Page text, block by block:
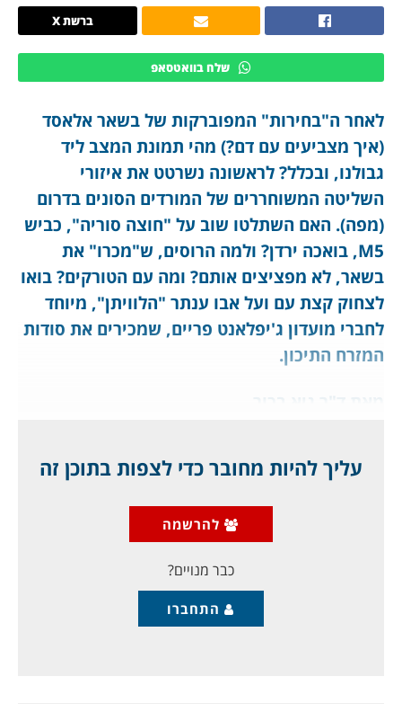
ברשת X
שלח בוואטסאפ
לאחר ה"בחירות" המפוברקות של בשאר אלאסד
(איך מצביעים עם דם?) מהי תמונת המצב ליד
גבולנו, ובכלל? לראשונה נשרטט את איזורי
השליטה המשוחררים של המורדים הסונים בדרום
(מפה). האם השתלטו שוב על "חוצה סוריה", כביש
M5, בואכה ירדן? ולמה הרוסים, ש"מכרו" את
בשאר, לא מפציצים אותם? ומה עם הטורקים? בואו
לצחוק קצת עם ועל אבו ענתר "הלוויתן", מיוחד
לחברי מועדון ג'יפלאנט פריים, שמכירים את סודות
המזרח התיכון.
האם ה"בחירות" הצליחו למנף משהו לבשאר
פרשנים מעריכים שבשטחים שבשליטת בשאר אלאסד
עליך להיות מחובר כדי לצפות בתוכן זה
להרשמה
כבר מנויים?
התחברו